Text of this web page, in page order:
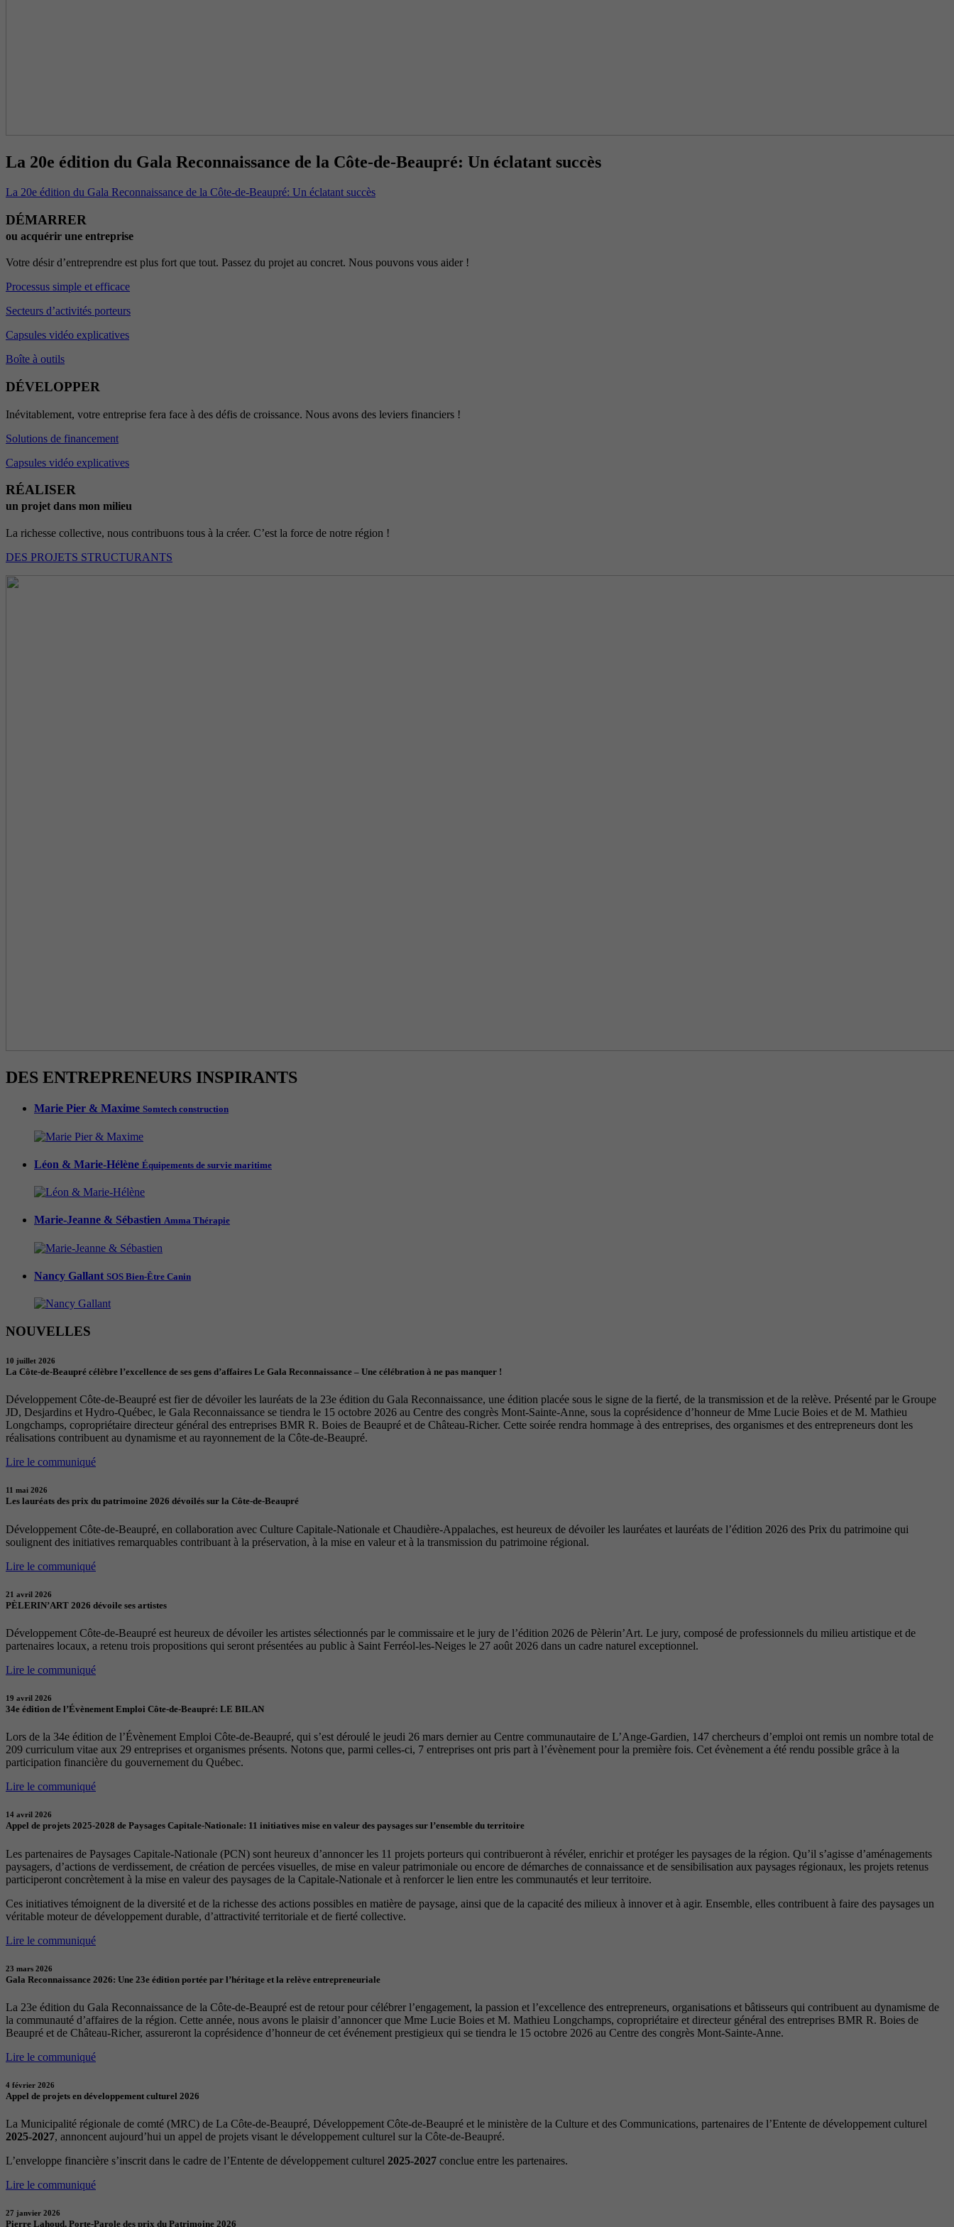
La 20e édition du Gala Reconnaissance de la Côte-de-Beaupré: Un éclatant succès
La 20e édition du Gala Reconnaissance de la Côte-de-Beaupré: Un éclatant succès
DÉMARRER
ou acquérir une entreprise
Votre désir d’entreprendre est plus fort que tout. Passez du projet au concret. Nous pouvons vous aider !
Processus simple et efficace
Secteurs d’activités porteurs
Capsules vidéo explicatives
Boîte à outils
DÉVELOPPER
Inévitablement, votre entreprise fera face à des défis de croissance. Nous avons des leviers financiers !
Solutions de financement
Capsules vidéo explicatives
RÉALISER
un projet dans mon milieu
La richesse collective, nous contribuons tous à la créer. C’est la force de notre région !
DES PROJETS STRUCTURANTS
DES ENTREPRENEURS INSPIRANTS
Marie Pier & Maxime Somtech construction
Léon & Marie-Hélène Équipements de survie maritime
Marie-Jeanne & Sébastien Amma Thérapie
Nancy Gallant SOS Bien-Être Canin
NOUVELLES
10 juillet 2026
La Côte-de-Beaupré célèbre l’excellence de ses gens d’affaires Le Gala Reconnaissance – Une célébration à ne pas manquer !
Développement Côte-de-Beaupré est fier de dévoiler les lauréats de la 23e édition du Gala Reconnaissance, une édition placée sous le signe de la fierté, de la transmission et de la relève. Présenté par le Groupe
JD, Desjardins et Hydro-Québec, le Gala Reconnaissance se tiendra le 15 octobre 2026 au Centre des congrès Mont-Sainte-Anne, sous la coprésidence d’honneur de Mme Lucie Boies et de M. Mathieu
Longchamps, copropriétaire directeur général des entreprises BMR R. Boies de Beaupré et de Château-Richer. Cette soirée rendra hommage à des entreprises, des organismes et des entrepreneurs dont les
réalisations contribuent au dynamisme et au rayonnement de la Côte-de-Beaupré.
Lire le communiqué
11 mai 2026
Les lauréats des prix du patrimoine 2026 dévoilés sur la Côte-de-Beaupré
Développement Côte-de-Beaupré, en collaboration avec Culture Capitale-Nationale et Chaudière-Appalaches, est heureux de dévoiler les lauréates et lauréats de l’édition 2026 des Prix du patrimoine qui
soulignent des initiatives remarquables contribuant à la préservation, à la mise en valeur et à la transmission du patrimoine régional.
Lire le communiqué
21 avril 2026
PÈLERIN’ART 2026 dévoile ses artistes
Développement Côte-de-Beaupré est heureux de dévoiler les artistes sélectionnés par le commissaire et le jury de l’édition 2026 de Pèlerin’Art. Le jury, composé de professionnels du milieu artistique et de
partenaires locaux, a retenu trois propositions qui seront présentées au public à Saint Ferréol-les-Neiges le 27 août 2026 dans un cadre naturel exceptionnel.
Lire le communiqué
19 avril 2026
34e édition de l’Évènement Emploi Côte-de-Beaupré: LE BILAN
Lors de la 34e édition de l’Évènement Emploi Côte-de-Beaupré, qui s’est déroulé le jeudi 26 mars dernier au Centre communautaire de L’Ange-Gardien, 147 chercheurs d’emploi ont remis un nombre total de
209 curriculum vitae aux 29 entreprises et organismes présents. Notons que, parmi celles-ci, 7 entreprises ont pris part à l’évènement pour la première fois. Cet évènement a été rendu possible grâce à la
participation financière du gouvernement du Québec.
Lire le communiqué
14 avril 2026
Appel de projets 2025-2028 de Paysages Capitale-Nationale: 11 initiatives mise en valeur des paysages sur l’ensemble du territoire
Les partenaires de Paysages Capitale-Nationale (PCN) sont heureux d’annoncer les 11 projets porteurs qui contribueront à révéler, enrichir et protéger les paysages de la région. Qu’il s’agisse d’aménagements
paysagers, d’actions de verdissement, de création de percées visuelles, de mise en valeur patrimoniale ou encore de démarches de connaissance et de sensibilisation aux paysages régionaux, les projets retenus
participeront concrètement à la mise en valeur des paysages de la Capitale-Nationale et à renforcer le lien entre les communautés et leur territoire.
Ces initiatives témoignent de la diversité et de la richesse des actions possibles en matière de paysage, ainsi que de la capacité des milieux à innover et à agir. Ensemble, elles contribuent à faire des paysages un
véritable moteur de développement durable, d’attractivité territoriale et de fierté collective.
Lire le communiqué
23 mars 2026
Gala Reconnaissance 2026: Une 23e édition portée par l’héritage et la relève entrepreneuriale
La 23e édition du Gala Reconnaissance de la Côte-de-Beaupré est de retour pour célébrer l’engagement, la passion et l’excellence des entrepreneurs, organisations et bâtisseurs qui contribuent au dynamisme de
la communauté d’affaires de la région. Cette année, nous avons le plaisir d’annoncer que Mme Lucie Boies et M. Mathieu Longchamps, copropriétaire et directeur général des entreprises BMR R. Boies de
Beaupré et de Château-Richer, assureront la coprésidence d’honneur de cet événement prestigieux qui se tiendra le 15 octobre 2026 au Centre des congrès Mont-Sainte-Anne.
Lire le communiqué
4 février 2026
Appel de projets en développement culturel 2026
La Municipalité régionale de comté (MRC) de La Côte-de-Beaupré, Développement Côte-de-Beaupré et le ministère de la Culture et des Communications, partenaires de l’Entente de développement culturel
2025-2027, annoncent aujourd’hui un appel de projets visant le développement culturel sur la Côte-de-Beaupré.
L’enveloppe financière s’inscrit dans le cadre de l’Entente de développement culturel 2025-2027 conclue entre les partenaires.
Lire le communiqué
27 janvier 2026
Pierre Lahoud, Porte-Parole des prix du Patrimoine 2026